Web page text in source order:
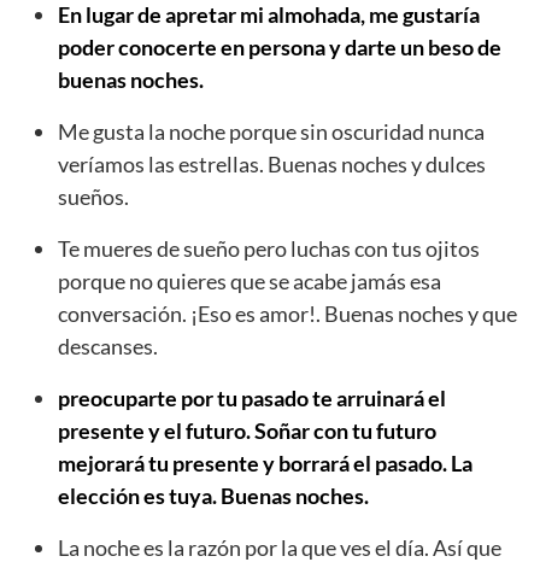
En lugar de apretar mi almohada, me gustaría
poder conocerte en persona y darte un beso de
buenas noches.
Me gusta la noche porque sin oscuridad nunca
veríamos las estrellas. Buenas noches y dulces
sueños.
Te mueres de sueño pero luchas con tus ojitos
porque no quieres que se acabe jamás esa
conversación. ¡Eso es amor!. Buenas noches y que
descanses.
preocuparte por tu pasado te arruinará el
presente y el futuro. Soñar con tu futuro
mejorará tu presente y borrará el pasado. La
elección es tuya. Buenas noches.
La noche es la razón por la que ves el día. Así que